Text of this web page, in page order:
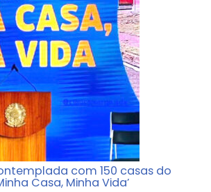
com 150 casas do
Casa, Minha Vida’